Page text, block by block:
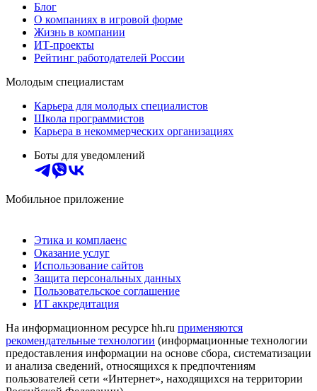
Блог
О компаниях в игровой форме
Жизнь в компании
ИТ-проекты
Рейтинг работодателей России
Молодым специалистам
Карьера для молодых специалистов
Школа программистов
Карьера в некоммерческих организациях
Боты для уведомлений
Мобильное приложение
Этика и комплаенс
Оказание услуг
Использование сайтов
Защита персональных данных
Пользовательское соглашение
ИТ аккредитация
На информационном ресурсе hh.ru применяются
рекомендательные технологии (информационные технологии
предоставления информации на основе сбора, систематизации
и анализа сведений, относящихся к предпочтениям
пользователей сети «Интернет», находящихся на территории